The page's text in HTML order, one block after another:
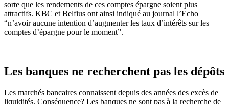
sorte que les rendements de ces comptes épargne soient plus
attractifs. KBC et Belfius ont ainsi indiqué au journal l’Echo
“n’avoir aucune intention d’augmenter les taux d’intérêts sur les
comptes d’épargne pour le moment”.
Les banques ne recherchent pas les dépôts
Les marchés bancaires connaissent depuis des années des excès de
liquidités. Conséquence? Les banques ne sont pas à la recherche de